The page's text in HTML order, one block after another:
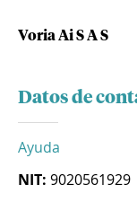
Voria Ai S A S
Datos de
Ayuda
NIT: 9020561929